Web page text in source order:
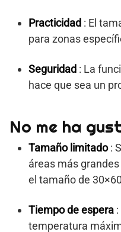
Practicidad : El
para zonas
Seguridad : La
hace que sea un
No me ha
Tamaño limitado:
áreas más
el tamaño de
Tiempo de espera
temperatura